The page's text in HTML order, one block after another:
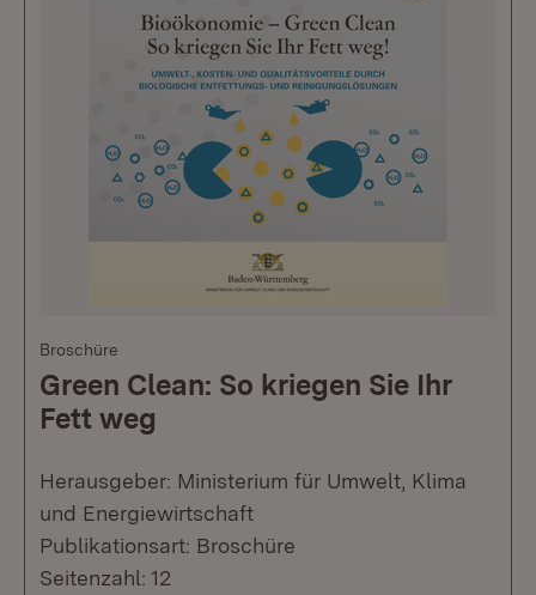
Broschüre
Green Clean: So kriegen Sie Ihr
Fett weg
Herausgeber: Ministerium für Umwelt, Klima
und Energiewirtschaft
Publikationsart: Broschüre
Seitenzahl: 12